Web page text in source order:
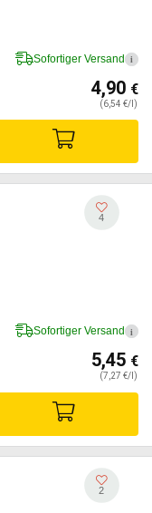
Sofortiger Versand i
4,90 €
(6,54 €/l)
4
Sofortiger Versand i
5,45 €
(7,27 €/l)
2